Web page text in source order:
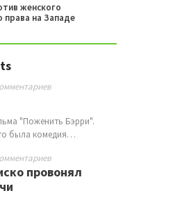
женского
права на Западе
"Поженить Бэрри".
была комедия…
провонял